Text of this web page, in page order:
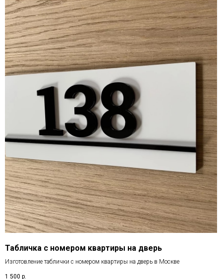
Табличка с номером квартиры на дверь
Изготовление таблички с номером квартиры на дверь в Москве
1 500 р.